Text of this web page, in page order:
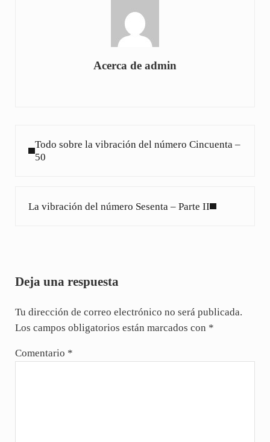
Acerca de admin
Todo sobre la vibración del número Cincuenta –
50
La vibración del número Sesenta – Parte II
Deja una respuesta
Tu dirección de correo electrónico no será publicada.
Los campos obligatorios están marcados con *
Comentario *